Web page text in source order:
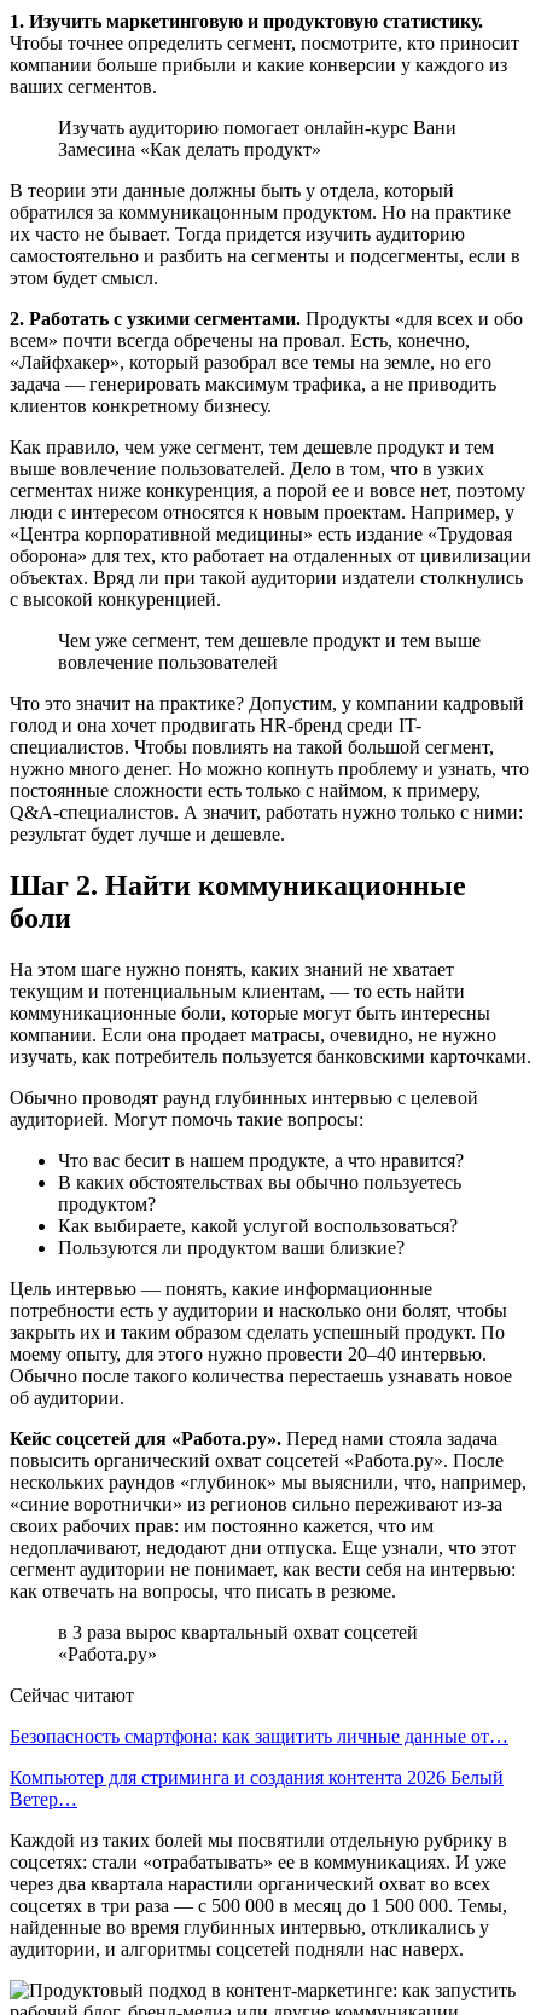
1. Изучить маркетинговую и продуктовую статистику.
Чтобы точнее определить сегмент, посмотрите, кто приносит
компании больше прибыли и какие конверсии у каждого из
ваших сегментов.
Изучать аудиторию помогает онлайн-курс Вани
Замесина «Как делать продукт»
В теории эти данные должны быть у отдела, который
обратился за коммуникацонным продуктом. Но на практике
их часто не бывает. Тогда придется изучить аудиторию
самостоятельно и разбить на сегменты и подсегменты, если в
этом будет смысл.
2. Работать с узкими сегментами. Продукты «для всех и обо
всем» почти всегда обречены на провал. Есть, конечно,
«Лайфхакер», который разобрал все темы на земле, но его
задача — генерировать максимум трафика, а не приводить
клиентов конкретному бизнесу.
Как правило, чем уже сегмент, тем дешевле продукт и тем
выше вовлечение пользователей. Дело в том, что в узких
сегментах ниже конкуренция, а порой ее и вовсе нет, поэтому
люди с интересом относятся к новым проектам. Например, у
«Центра корпоративной медицины» есть издание «Трудовая
оборона» для тех, кто работает на отдаленных от цивилизации
объектах. Вряд ли при такой аудитории издатели столкнулись
с высокой конкуренцией.
Чем уже сегмент, тем дешевле продукт и тем выше
вовлечение пользователей
Что это значит на практике? Допустим, у компании кадровый
голод и она хочет продвигать HR-бренд среди IT-
специалистов. Чтобы повлиять на такой большой сегмент,
нужно много денег. Но можно копнуть проблему и узнать, что
постоянные сложности есть только с наймом, к примеру,
Q&A-специалистов. А значит, работать нужно только с ними:
результат будет лучше и дешевле.
Шаг 2. Найти коммуникационные
боли
На этом шаге нужно понять, каких знаний не хватает
текущим и потенциальным клиентам, — то есть найти
коммуникационные боли, которые могут быть интересны
компании. Если она продает матрасы, очевидно, не нужно
изучать, как потребитель пользуется банковскими карточками.
Обычно проводят раунд глубинных интервью с целевой
аудиторией. Могут помочь такие вопросы:
Что вас бесит в нашем продукте, а что нравится?
В каких обстоятельствах вы обычно пользуетесь
продуктом?
Как выбираете, какой услугой воспользоваться?
Пользуются ли продуктом ваши близкие?
Цель интервью — понять, какие информационные
потребности есть у аудитории и насколько они болят, чтобы
закрыть их и таким образом сделать успешный продукт. По
моему опыту, для этого нужно провести 20–40 интервью.
Обычно после такого количества перестаешь узнавать новое
об аудитории.
Кейс соцсетей для «Работа.ру». Перед нами стояла задача
повысить органический охват соцсетей «Работа.ру». После
нескольких раундов «глубинок» мы выяснили, что, например,
«синие воротнички» из регионов сильно переживают из-за
своих рабочих прав: им постоянно кажется, что им
недоплачивают, недодают дни отпуска. Еще узнали, что этот
сегмент аудитории не понимает, как вести себя на интервью:
как отвечать на вопросы, что писать в резюме.
в 3 раза вырос квартальный охват соцсетей
«Работа.ру»
Сейчас читают
Безопасность смартфона: как защитить личные данные от…
Компьютер для стриминга и создания контента 2026 Белый
Ветер…
Каждой из таких болей мы посвятили отдельную рубрику в
соцсетях: стали «отрабатывать» ее в коммуникациях. И уже
через два квартала нарастили органический охват во всех
соцсетях в три раза — с 500 000 в месяц до 1 500 000. Темы,
найденные во время глубинных интервью, откликались у
аудитории, и алгоритмы соцсетей подняли нас наверх.